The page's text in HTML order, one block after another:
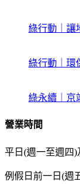
綠行動｜讓
綠行動｜環
綠永續｜京
營業時間
平日(週一至週四)
例假日前一日(週